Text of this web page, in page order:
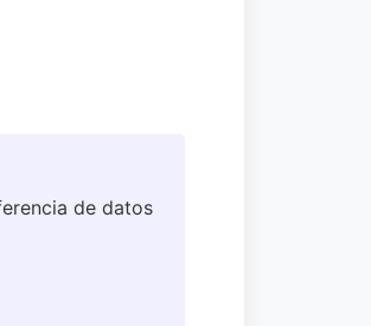
de datos